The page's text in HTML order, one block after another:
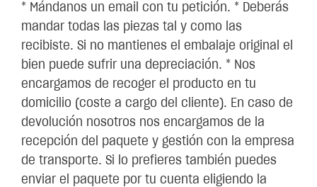
* Mándanos un email con tu petición. * Deberás
mandar todas las piezas tal y como las
recibiste. Si no mantienes el embalaje original el
bien puede sufrir una depreciación. * Nos
encargamos de recoger el producto en tu
domicilio (coste a cargo del cliente). En caso de
devolución nosotros nos encargamos de la
recepción del paquete y gestión con la empresa
de transporte. Si lo prefieres también puedes
enviar el paquete por tu cuenta eligiendo la